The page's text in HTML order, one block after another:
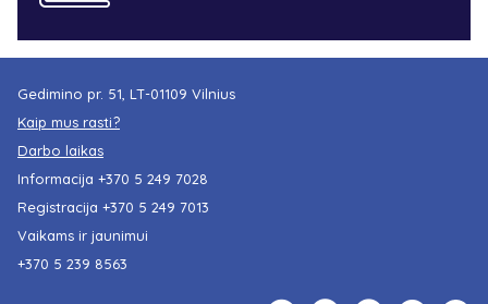
Gedimino pr. 51, LT-01109 Vilnius
Kaip mus rasti?
Darbo laikas
Informacija +370 5 249 7028
Registracija +370 5 249 7013
Vaikams ir jaunimui
+370 5 239 8563